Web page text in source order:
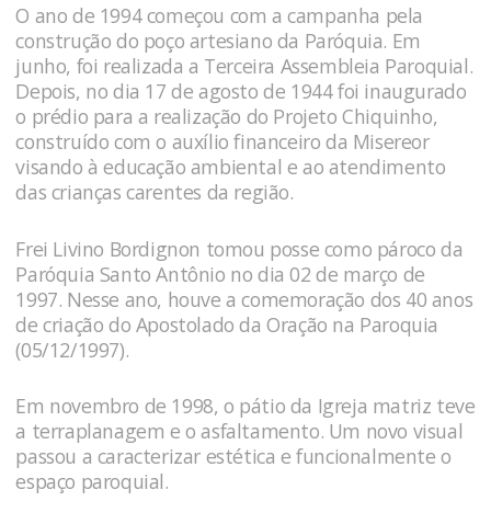
O ano de 1994 começou com a campanha pela
construção do poço artesiano da Paróquia. Em
junho, foi realizada a Terceira Assembleia Paroquial.
Depois, no dia 17 de agosto de 1944 foi inaugurado
o prédio para a realização do Projeto Chiquinho,
construído com o auxílio financeiro da Misereor
visando à educação ambiental e ao atendimento
das crianças carentes da região.
Frei Livino Bordignon tomou posse como pároco da
Paróquia Santo Antônio no dia 02 de março de
1997. Nesse ano, houve a comemoração dos 40 anos
de criação do Apostolado da Oração na Paroquia
(05/12/1997).
Em novembro de 1998, o pátio da Igreja matriz teve
a terraplanagem e o asfaltamento. Um novo visual
passou a caracterizar estética e funcionalmente o
espaço paroquial.